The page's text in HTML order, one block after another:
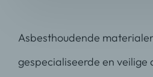
Asbesthoudende
gespecialiseerde en veilige